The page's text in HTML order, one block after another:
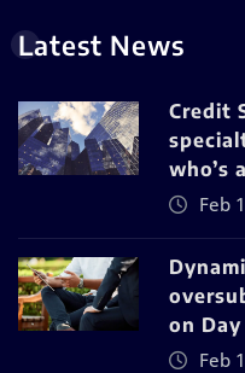
Latest News
Credit
who’s
Feb
on Day
Feb